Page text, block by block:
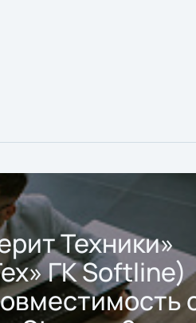
Техники»
ГК Softline)